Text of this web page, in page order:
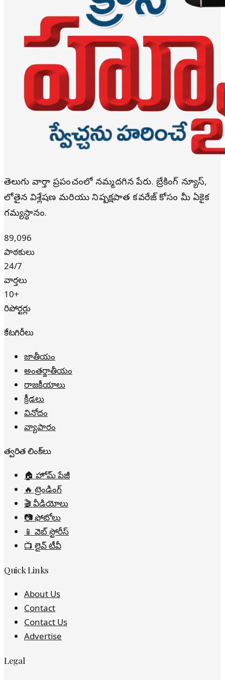
తెలుగు వార్తా ప్రపంచంలో నమ్మదగిన పేరు. బ్రేకింగ్ న్యూస్,
లోతైన విశ్లేషణ మరియు నిష్పక్షపాత కవరేజ్ కోసం మీ ఏకైక
గమ్యస్థానం.
89,096
పాఠకులు
24/7
వార్తలు
10+
రిపోర్టర్లు
కేటగిరీలు
జాతీయం
అంతర్జాతీయం
రాజకీయాలు
క్రీడలు
వినోదం
వ్యాపారం
త్వరిత లింక్‌లు
🏠 హోమ్ పేజీ
🔥 ట్రెండింగ్
🎬 వీడియోలు
📷 ఫోటోలు
📱 వెబ్ స్టోరీస్
📺 లైవ్ టీవీ
Quick Links
About Us
Contact
Contact Us
Advertise
Legal